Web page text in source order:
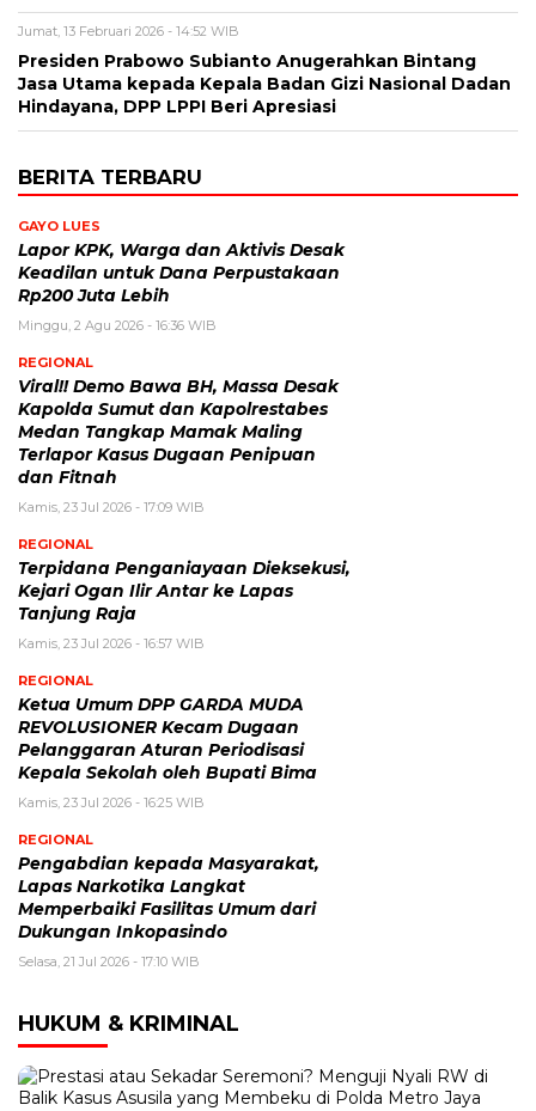
Jumat, 13 Februari 2026 - 14:52 WIB
Presiden Prabowo Subianto Anugerahkan Bintang
Jasa Utama kepada Kepala Badan Gizi Nasional Dadan
Hindayana, DPP LPPI Beri Apresiasi
BERITA TERBARU
GAYO LUES
Lapor KPK, Warga dan Aktivis Desak
Keadilan untuk Dana Perpustakaan
Rp200 Juta Lebih
Minggu, 2 Agu 2026 - 16:36 WIB
REGIONAL
Viral!! Demo Bawa BH, Massa Desak
Kapolda Sumut dan Kapolrestabes
Medan Tangkap Mamak Maling
Terlapor Kasus Dugaan Penipuan
dan Fitnah
Kamis, 23 Jul 2026 - 17:09 WIB
REGIONAL
Terpidana Penganiayaan Dieksekusi,
Kejari Ogan Ilir Antar ke Lapas
Tanjung Raja
Kamis, 23 Jul 2026 - 16:57 WIB
REGIONAL
Ketua Umum DPP GARDA MUDA
REVOLUSIONER Kecam Dugaan
Pelanggaran Aturan Periodisasi
Kepala Sekolah oleh Bupati Bima
Kamis, 23 Jul 2026 - 16:25 WIB
REGIONAL
Pengabdian kepada Masyarakat,
Lapas Narkotika Langkat
Memperbaiki Fasilitas Umum dari
Dukungan Inkopasindo
Selasa, 21 Jul 2026 - 17:10 WIB
HUKUM & KRIMINAL